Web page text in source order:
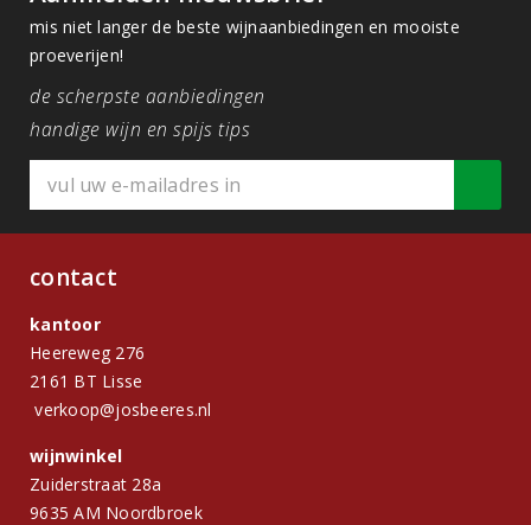
mis niet langer de beste wijnaanbiedingen en mooiste
proeverijen!
de scherpste aanbiedingen
handige wijn en spijs tips
contact
kantoor
Heereweg 276
2161 BT Lisse
verkoop@josbeeres.nl
wijnwinkel
Zuiderstraat 28a
9635 AM Noordbroek